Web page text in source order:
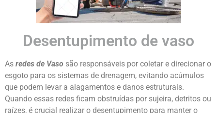
Desentupimento de vaso
As redes de Vaso são responsáveis por coletar e direcionar o
esgoto para os sistemas de drenagem, evitando acúmulos
que podem levar a alagamentos e danos estruturais.
Quando essas redes ficam obstruídas por sujeira, detritos ou
raízes, é crucial realizar o desentupimento para manter o